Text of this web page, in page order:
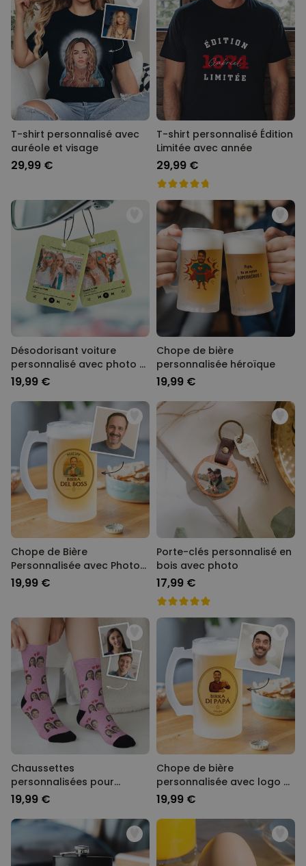
T-shirt personnalisé avec
auréole et visage
29,99 €
T-shirt personnalisé Édition
Limitée avec année
29,99 €
Désodorisant voiture
personnalisé avec photo et
chanson - Lot de 2
19,99 €
Chope de bière
personnalisée héroïque
19,99 €
Chope de Bière
Personnalisée avec Photo
et Nom
19,99 €
Porte-clés personnalisé en
bois avec photo
17,99 €
Chaussettes
personnalisées pour
couple
19,99 €
Chope de bière
personnalisée avec logo et
visage
19,99 €